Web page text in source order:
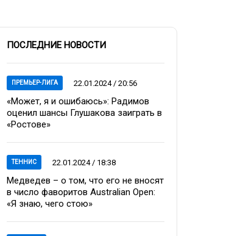
ПОСЛЕДНИЕ НОВОСТИ
ПРЕМЬЕР-ЛИГА 22.01.2024 / 20:56
«Может, я и ошибаюсь»: Радимов
оценил шансы Глушакова заиграть в
«Ростове»
ТЕННИС 22.01.2024 / 18:38
Медведев – о том, что его не вносят
в число фаворитов Australian Open:
«Я знаю, чего стою»